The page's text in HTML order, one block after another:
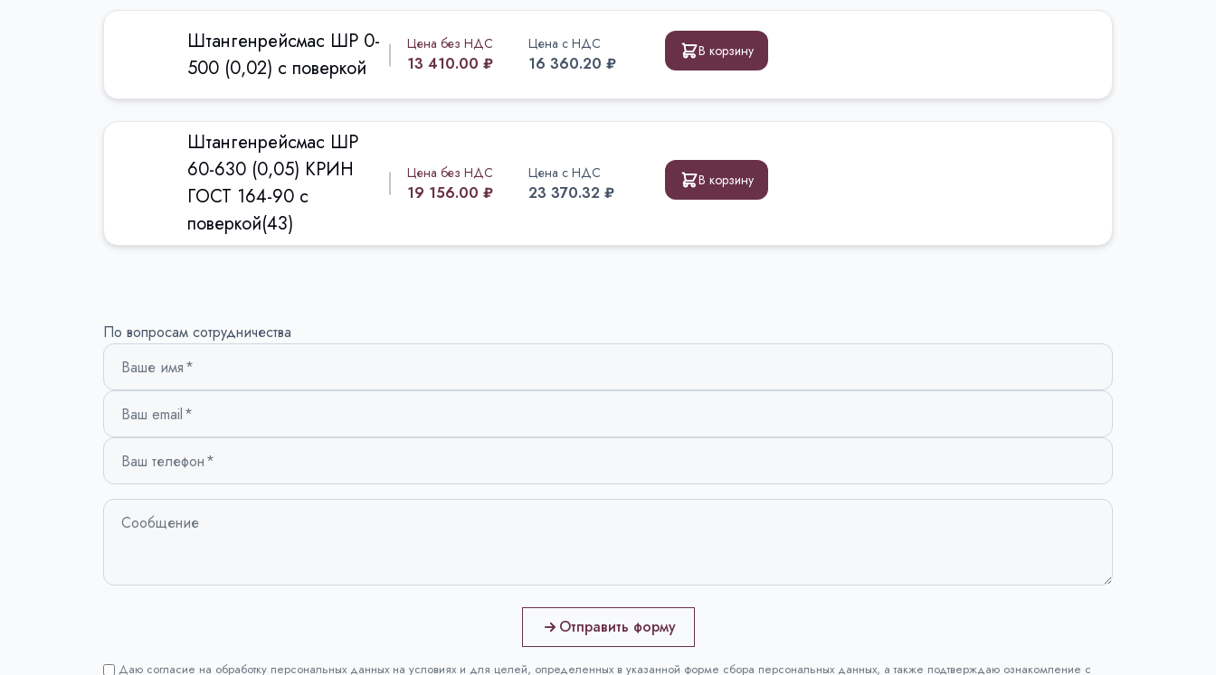
Штангенрейсмас ШР 0-
500 (0,02) с поверкой
Цена без НДС
13 410.00 ₽
Цена с НДС
16 360.20 ₽
В корзину
Штангенрейсмас ШР
60-630 (0,05) КРИН
ГОСТ 164-90 с
поверкой(43)
Цена без НДС
19 156.00 ₽
Цена с НДС
23 370.32 ₽
В корзину
По вопросам сотрудничества
Ваше имя
Ваш email
Ваш телефон
Сообщение
Отправить форму
Даю согласие на обработку персональных данных на условиях и для целей, определенных в указанной форме сбора персональных данных, а также подтверждаю ознакомление с